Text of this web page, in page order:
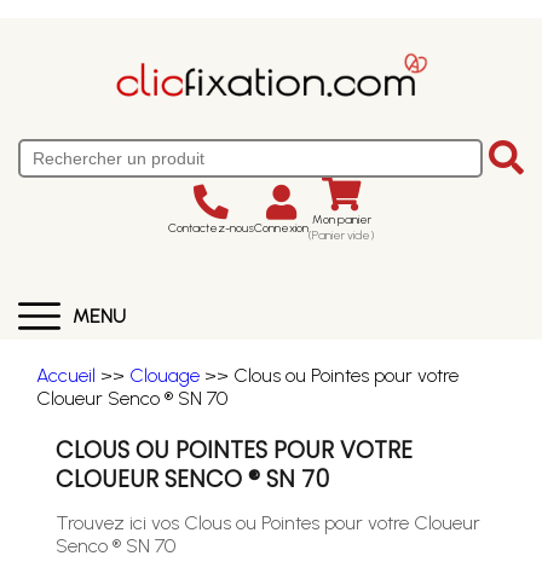
Contactez-nousConnexion Mon panier
(Panier vide)
MENU
Accueil >> Clouage >> Clous ou Pointes pour votre
Cloueur Senco ® SN 70
CLOUS OU POINTES POUR VOTRE
CLOUEUR SENCO ® SN 70
Trouvez ici vos Clous ou Pointes pour votre Cloueur
Senco ® SN 70